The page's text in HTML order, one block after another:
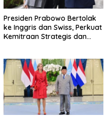
Presiden Prabowo Bertolak
ke Inggris dan Swiss, Perkuat
Kemitraan Strategis dan